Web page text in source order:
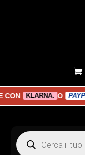
KLARNA. O PAYPAL
Products
search